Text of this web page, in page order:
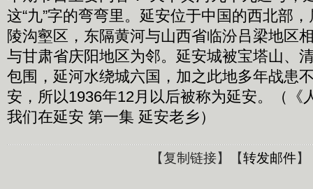
这“九”字的弯弯里。延安位于中国的西北部
陵沟壑区，东隔黄河与山西省临汾吕梁地区
与甘肃省庆阳地区为邻。延安城被宝塔山、
包围，延河水绕城六国，加之此地多年战患
安，所以1936年12月以后被称为延安。（《
我们在延安 第一集 延安老乡）
【复制链接】【转发邮件】